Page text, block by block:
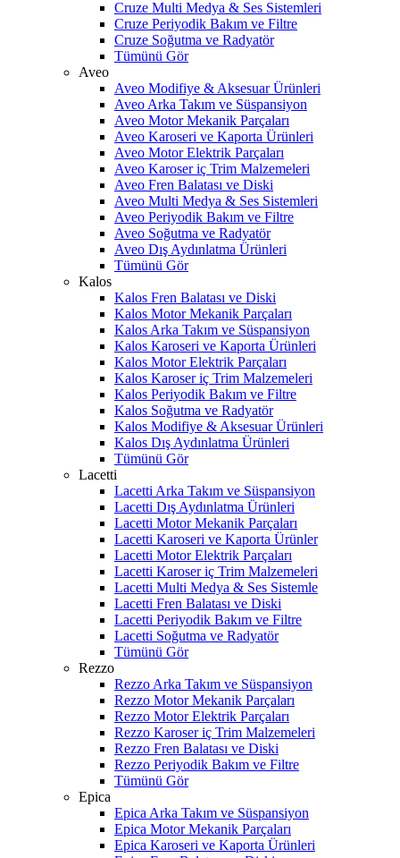
Cruze Multi Medya & Ses Sistemleri
Cruze Periyodik Bakım ve Filtre
Cruze Soğutma ve Radyatör
Tümünü Gör
Aveo
Aveo Modifiye & Aksesuar Ürünleri
Aveo Arka Takım ve Süspansiyon
Aveo Motor Mekanik Parçaları
Aveo Karoseri ve Kaporta Ürünleri
Aveo Motor Elektrik Parçaları
Aveo Karoser iç Trim Malzemeleri
Aveo Fren Balatası ve Diski
Aveo Multi Medya & Ses Sistemleri
Aveo Periyodik Bakım ve Filtre
Aveo Soğutma ve Radyatör
Aveo Dış Aydınlatma Ürünleri
Tümünü Gör
Kalos
Kalos Fren Balatası ve Diski
Kalos Motor Mekanik Parçaları
Kalos Arka Takım ve Süspansiyon
Kalos Karoseri ve Kaporta Ürünleri
Kalos Motor Elektrik Parçaları
Kalos Karoser iç Trim Malzemeleri
Kalos Periyodik Bakım ve Filtre
Kalos Soğutma ve Radyatör
Kalos Modifiye & Aksesuar Ürünleri
Kalos Dış Aydınlatma Ürünleri
Tümünü Gör
Lacetti
Lacetti Arka Takım ve Süspansiyon
Lacetti Dış Aydınlatma Ürünleri
Lacetti Motor Mekanik Parçaları
Lacetti Karoseri ve Kaporta Ürünler
Lacetti Motor Elektrik Parçaları
Lacetti Karoser iç Trim Malzemeleri
Lacetti Multi Medya & Ses Sistemle
Lacetti Fren Balatası ve Diski
Lacetti Periyodik Bakım ve Filtre
Lacetti Soğutma ve Radyatör
Tümünü Gör
Rezzo
Rezzo Arka Takım ve Süspansiyon
Rezzo Motor Mekanik Parçaları
Rezzo Motor Elektrik Parçaları
Rezzo Karoser iç Trim Malzemeleri
Rezzo Fren Balatası ve Diski
Rezzo Periyodik Bakım ve Filtre
Tümünü Gör
Epica
Epica Arka Takım ve Süspansiyon
Epica Motor Mekanik Parçaları
Epica Karoseri ve Kaporta Ürünleri